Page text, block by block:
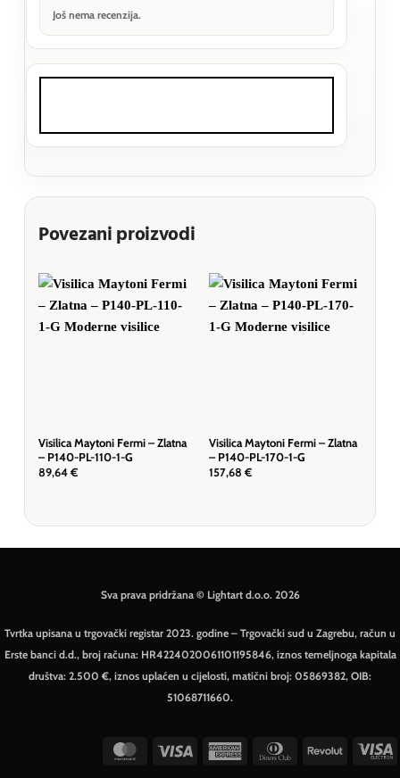
Još nema recenzija.
Povezani proizvodi
Visilica Maytoni Fermi – Zlatna
– P140-PL-110-1-G
89,64 €
Visilica Maytoni Fermi – Zlatna
– P140-PL-170-1-G
157,68 €
Sva prava pridržana © Lightart d.o.o. 2026
Tvrtka upisana u trgovački registar 2023. godine – Trgovački sud u Zagrebu, račun u
Erste banci d.d., broj računa: HR4224020061101195846, iznos temeljnoga kapitala
društva: 2.500 €, iznos uplaćen u cijelosti, matični broj: 05869382, OIB:
51068711660.
MasterCard
Visa
American
Dinners Revolut